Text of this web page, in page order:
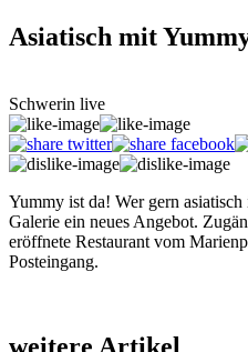
Asiatisch mit
Schwerin live
Yummy ist da! Wer gern
Galerie ein neues Angebot.
eröffnete Restaurant vom
Posteingang.
weitere Artikel